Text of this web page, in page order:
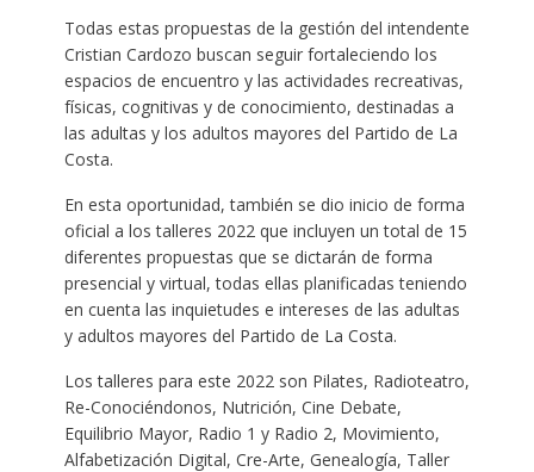
Todas estas propuestas de la gestión del intendente
Cristian Cardozo buscan seguir fortaleciendo los
espacios de encuentro y las actividades recreativas,
físicas, cognitivas y de conocimiento, destinadas a
las adultas y los adultos mayores del Partido de La
Costa.
En esta oportunidad, también se dio inicio de forma
oficial a los talleres 2022 que incluyen un total de 15
diferentes propuestas que se dictarán de forma
presencial y virtual, todas ellas planificadas teniendo
en cuenta las inquietudes e intereses de las adultas
y adultos mayores del Partido de La Costa.
Los talleres para este 2022 son Pilates, Radioteatro,
Re-Conociéndonos, Nutrición, Cine Debate,
Equilibrio Mayor, Radio 1 y Radio 2, Movimiento,
Alfabetización Digital, Cre-Arte, Genealogía, Taller